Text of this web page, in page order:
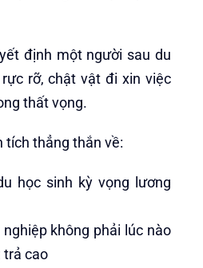
định một người sau du
rỡ, chật vật đi xin việc
thất vọng.
tích thẳng thắn về:
học sinh kỳ vọng lương
không phải lúc nào
trả cao